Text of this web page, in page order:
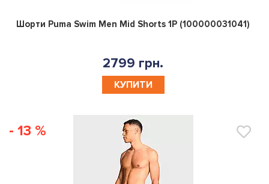
0
Шорти Puma Swim Men Mid Shorts 1P (100000031041)
2799 грн.
КУПИТИ
- 13 %